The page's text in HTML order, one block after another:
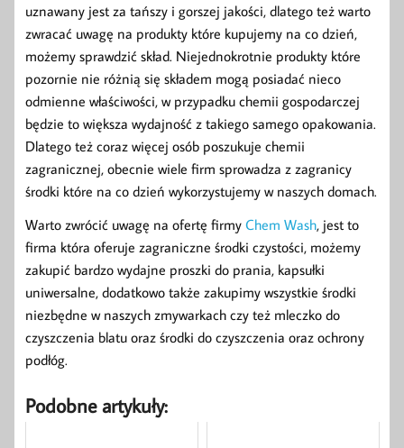
uznawany jest za tańszy i gorszej jakości, dlatego też warto
zwracać uwagę na produkty które kupujemy na co dzień,
możemy sprawdzić skład. Niejednokrotnie produkty które
pozornie nie różnią się składem mogą posiadać nieco
odmienne właściwości, w przypadku chemii gospodarczej
będzie to większa wydajność z takiego samego opakowania.
Dlatego też coraz więcej osób poszukuje chemii
zagranicznej, obecnie wiele firm sprowadza z zagranicy
środki które na co dzień wykorzystujemy w naszych domach.
Warto zwrócić uwagę na ofertę firmy Chem Wash, jest to
firma która oferuje zagraniczne środki czystości, możemy
zakupić bardzo wydajne proszki do prania, kapsułki
uniwersalne, dodatkowo także zakupimy wszystkie środki
niezbędne w naszych zmywarkach czy też mleczko do
czyszczenia blatu oraz środki do czyszczenia oraz ochrony
podłóg.
Podobne artykuły: